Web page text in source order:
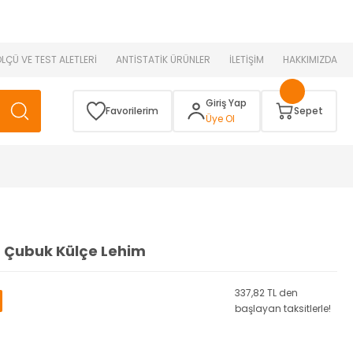
VE TEST ALETLERİ ANTİSTATİK ÜRÜNLER İLETİŞİM HAKKIMIZDA
Favorilerim
Giriş Yap
Üye Ol
Sepet
Çubuk Külçe Lehim
337,82 TL den
başlayan taksitlerle!